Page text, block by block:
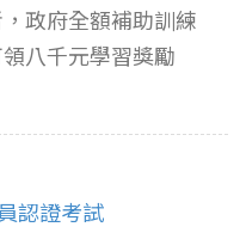
政府全額補助訓練
八千元學習獎勵
認證考試